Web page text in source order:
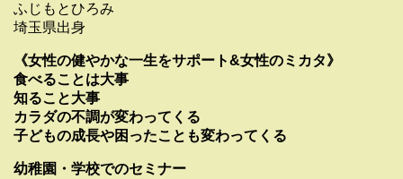
ふじもとひろみ
埼玉県出身
《女性の健やかな一生をサポート&女性のミカタ》
食べることは大事
知ること大事
カラダの不調が変わってくる
子どもの成長や困ったことも変わってくる
幼稚園・学校でのセミナー